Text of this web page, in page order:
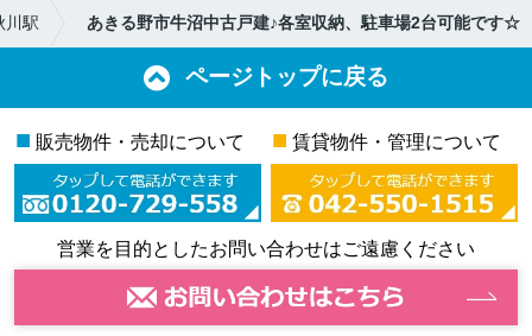
川駅 あきる野市牛沼中古戸建♪各室収納、駐車場2台可能です☆
ページトップに戻る
■ 販売物件・売却について ■ 賃貸物件・管理について
営業を目的としたお問い合わせはご遠慮ください